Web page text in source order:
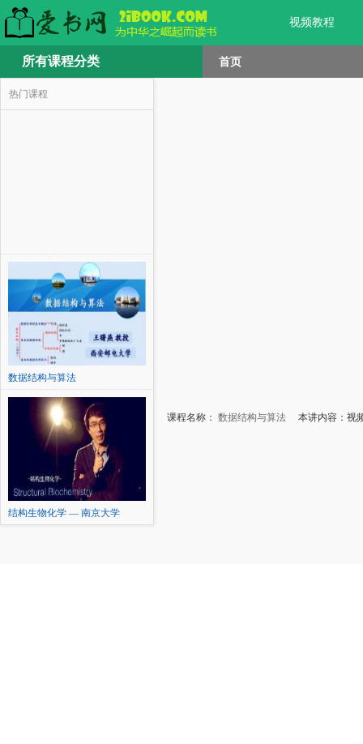
视频教程
所有课程分类 首页
热门课程
数据结构与算法
结构生物化学 — 南京大学
课程名称： 数据结构与算法 本讲内容：视